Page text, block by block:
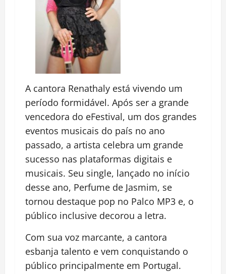
A cantora Renathaly está vivendo um
período formidável. Após ser a grande
vencedora do eFestival, um dos grandes
eventos musicais do país no ano
passado, a artista celebra um grande
sucesso nas plataformas digitais e
musicais. Seu single, lançado no início
desse ano, Perfume de Jasmim, se
tornou destaque pop no Palco MP3 e, o
público inclusive decorou a letra.
Com sua voz marcante, a cantora
esbanja talento e vem conquistando o
público principalmente em Portugal.